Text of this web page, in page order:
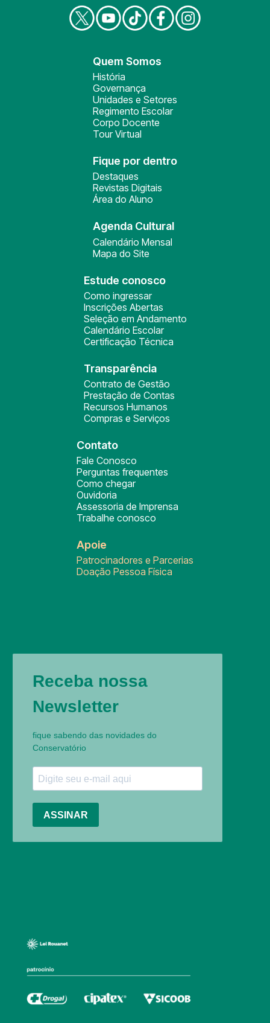
Quem Somos
História
Governança
Unidades e Setores
Regimento Escolar
Corpo Docente
Tour Virtual
Fique por dentro
Destaques
Revistas Digitais
Área do Aluno
Agenda Cultural
Calendário Mensal
Mapa do Site
Estude conosco
Como ingressar
Inscrições Abertas
Seleção em Andamento
Calendário Escolar
Certificação Técnica
Transparência
Contrato de Gestão
Prestação de Contas
Recursos Humanos
Compras e Serviços
Contato
Fale Conosco
Perguntas frequentes
Como chegar
Ouvidoria
Assessoria de Imprensa
Trabalhe conosco
Apoie
Patrocinadores e Parcerias
Doação Pessoa Física